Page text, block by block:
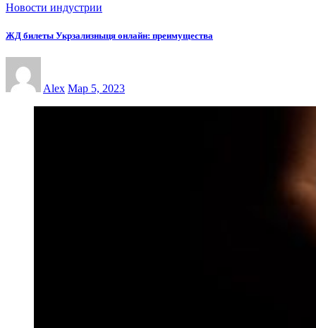
Новости индустрии
ЖД билеты Укрзализныця онлайн: преимущества
Alex Мар 5, 2023